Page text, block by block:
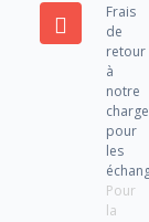
Frais
de
retour
à
notre
charge
pour
les
Pour
la